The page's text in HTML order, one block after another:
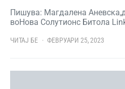
Пишува: Магдалена
воНова Солутионс Битола
ЧИТАЈ БЕ ФЕВРУАРИ 25, 2023